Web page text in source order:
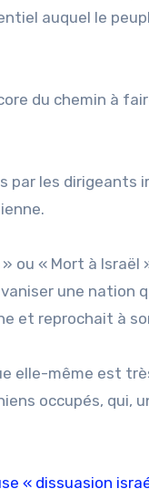
auquel le
du chemin à
par les dirigeants
ou « Mort à
une nation
et reprochait à
elle-même est
occupés,
« dissuasion